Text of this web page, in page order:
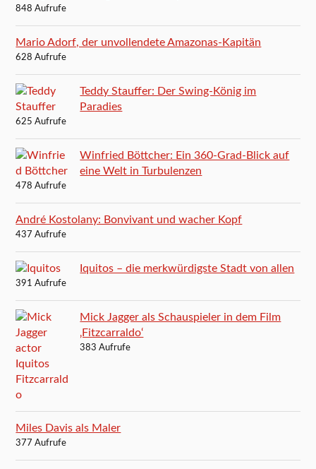
848 Aufrufe
Mario Adorf, der unvollendete Amazonas-Kapitän
628 Aufrufe
Teddy Stauffer: Der Swing-König im
Paradies
625 Aufrufe
Winfried Böttcher: Ein 360-Grad-Blick auf
eine Welt in Turbulenzen
478 Aufrufe
André Kostolany: Bonvivant und wacher Kopf
437 Aufrufe
Iquitos – die merkwürdigste Stadt von allen
391 Aufrufe
Mick Jagger als Schauspieler in dem Film
‚Fitzcarraldo‘
383 Aufrufe
Miles Davis als Maler
377 Aufrufe